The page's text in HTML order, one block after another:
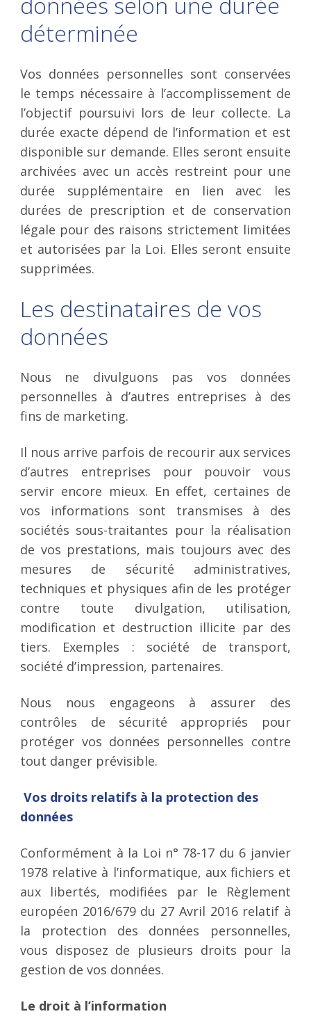
déterminée
Vos données personnelles sont conservées
le temps nécessaire à l’accomplissement de
l’objectif poursuivi lors de leur collecte. La
durée exacte dépend de l’information et est
disponible sur demande. Elles seront ensuite
archivées avec un accès restreint pour une
durée supplémentaire en lien avec les
durées de prescription et de conservation
légale pour des raisons strictement limitées
et autorisées par la Loi. Elles seront ensuite
supprimées.
Les destinataires de vos
données
Nous ne divulguons pas vos données
personnelles à d’autres entreprises à des
fins de marketing.
Il nous arrive parfois de recourir aux services
d’autres entreprises pour pouvoir vous
servir encore mieux. En effet, certaines de
vos informations sont transmises à des
sociétés sous-traitantes pour la réalisation
de vos prestations, mais toujours avec des
mesures de sécurité administratives,
techniques et physiques afin de les protéger
contre toute divulgation, utilisation,
modification et destruction illicite par des
tiers. Exemples : société de transport,
société d’impression, partenaires.
Nous nous engageons à assurer des
contrôles de sécurité appropriés pour
protéger vos données personnelles contre
tout danger prévisible.
​Vos droits relatifs à la protection des
données
Conformément à la Loi n° 78-17 du 6 janvier
1978 relative à l’informatique, aux fichiers et
aux libertés, modifiées par le Règlement
européen 2016/679 du 27 Avril 2016 relatif à
la protection des données personnelles,
vous disposez de plusieurs droits pour la
gestion de vos données.
Le droit à l’information